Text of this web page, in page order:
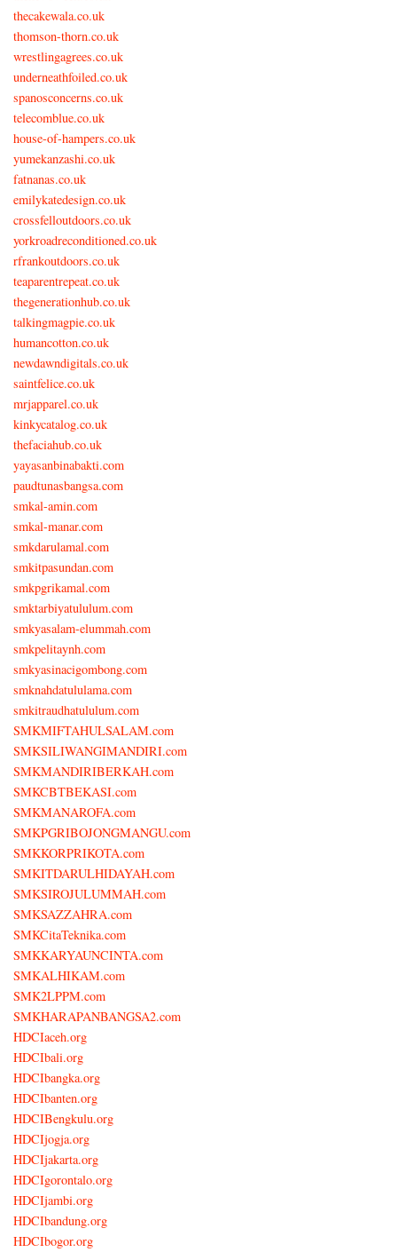
thecakewala.co.uk
thomson-thorn.co.uk
wrestlingagrees.co.uk
underneathfoiled.co.uk
spanosconcerns.co.uk
telecomblue.co.uk
house-of-hampers.co.uk
yumekanzashi.co.uk
fatnanas.co.uk
emilykatedesign.co.uk
crossfelloutdoors.co.uk
yorkroadreconditioned.co.uk
rfrankoutdoors.co.uk
teaparentrepeat.co.uk
thegenerationhub.co.uk
talkingmagpie.co.uk
humancotton.co.uk
newdawndigitals.co.uk
saintfelice.co.uk
mrjapparel.co.uk
kinkycatalog.co.uk
thefaciahub.co.uk
yayasanbinabakti.com
paudtunasbangsa.com
smkal-amin.com
smkal-manar.com
smkdarulamal.com
smkitpasundan.com
smkpgrikamal.com
smktarbiyatululum.com
smkyasalam-elummah.com
smkpelitaynh.com
smkyasinacigombong.com
smknahdatululama.com
smkitraudhatululum.com
SMKMIFTAHULSALAM.com
SMKSILIWANGIMANDIRI.com
SMKMANDIRIBERKAH.com
SMKCBTBEKASI.com
SMKMANAROFA.com
SMKPGRIBOJONGMANGU.com
SMKKORPRIKOTA.com
SMKITDARULHIDAYAH.com
SMKSIROJULUMMAH.com
SMKSAZZAHRA.com
SMKCitaTeknika.com
SMKKARYAUNCINTA.com
SMKALHIKAM.com
SMK2LPPM.com
SMKHARAPANBANGSA2.com
HDCIaceh.org
HDCIbali.org
HDCIbangka.org
HDCIbanten.org
HDCIBengkulu.org
HDCIjogja.org
HDCIjakarta.org
HDCIgorontalo.org
HDCIjambi.org
HDCIbandung.org
HDCIbogor.org